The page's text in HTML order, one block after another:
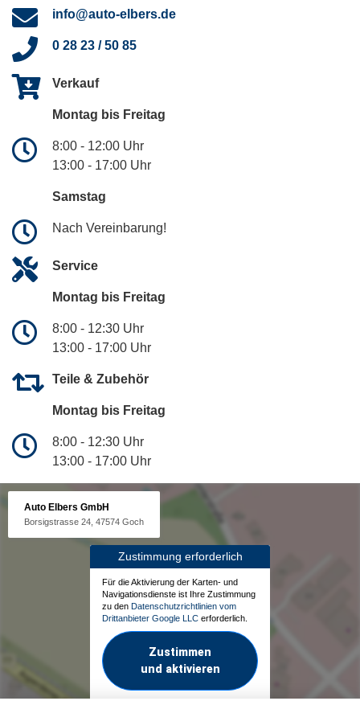
info@auto-elbers.de
0 28 23 / 50 85
Verkauf
Montag bis Freitag
8:00 - 12:00 Uhr
13:00 - 17:00 Uhr
Samstag
Nach Vereinbarung!
Service
Montag bis Freitag
8:00 - 12:30 Uhr
13:00 - 17:00 Uhr
Teile & Zubehör
Montag bis Freitag
8:00 - 12:30 Uhr
13:00 - 17:00 Uhr
Auto Elbers GmbH
Borsigstrasse 24, 47574 Goch
Zustimmung erforderlich
Für die Aktivierung der Karten- und
Navigationsdienste ist Ihre Zustimmung
zu den Datenschutzrichtlinien vom
Drittanbieter Google LLC erforderlich.
Zustimmen
und aktivieren